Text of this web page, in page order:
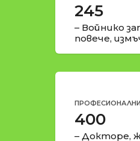
245
– Войнико
повече,
ПРОФЕСИОНАЛНИ
400
– Докторе,